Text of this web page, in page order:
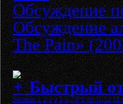
Обсуждение
Обсуждение
The Pain»
Быстрый
Sitemap 1 2 3 4 5 6 7 8 9 10 11 12 13